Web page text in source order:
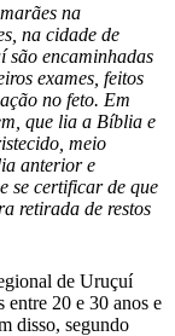
na
na cidade de
são encaminhadas
exames, feitos
no feto. Em
que lia a Bíblia e
meio
anterior e
se certificar de que
retirada de restos
de Uruçuí
entre 20 e 30 anos e
disso, segundo